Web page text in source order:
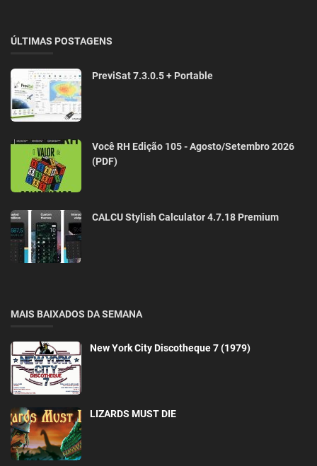
ÚLTIMAS POSTAGENS
PreviSat 7.3.0.5 + Portable
Você RH Edição 105 - Agosto/Setembro 2026
(PDF)
CALCU Stylish Calculator 4.7.18 Premium
MAIS BAIXADOS DA SEMANA
New York City Discotheque 7 (1979)
LIZARDS MUST DIE